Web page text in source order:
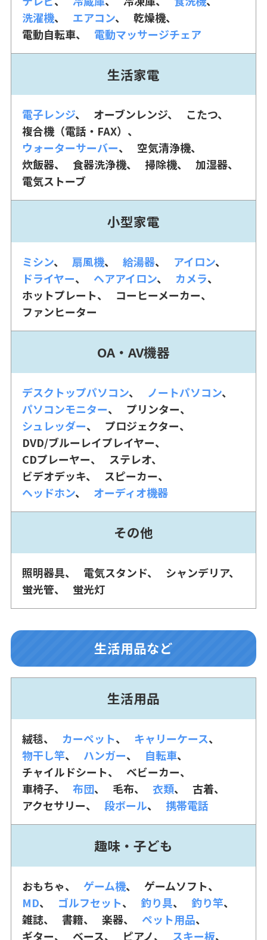
洗濯機
エアコン
乾燥機
電動自転車
電動マッサージチェア
生活家電
電子レンジ オーブンレンジ
こたつ
複合機（電話・FAX）
ウォーターサーバー
空気清浄機
炊飯器
食器洗浄機 掃除機
加湿器
電気ストーブ
小型家電
ミシン 扇風機 給湯器
アイロン
ドライヤー
ヘアアイロン
カメラ
ホットプレート
コーヒーメーカー
ファンヒーター
OA・AV機器
デスクトップパソコン
ノートパソコン
パソコンモニター
プリンター
シュレッダー
プロジェクター
DVD/ブルーレイプレイヤー
CDプレーヤー
ステレオ
ビデオデッキ
スピーカー
ヘッドホン
オーディオ機器
その他
照明器具 電気スタンド
シャンデリア
蛍光管
蛍光灯
生活用品など
生活用品
絨毯 カーペット
キャリーケース
物干し竿
ハンガー
自転車
チャイルドシート
ベビーカー
車椅子
布団 毛布 衣類
古着
アクセサリー
段ボール 携帯電話
趣味・子ども
おもちゃ ゲーム機
ゲームソフト
MD
ゴルフセット 釣り具
釣り竿
雑誌
書籍 楽器
ペット用品
ギター
ベース ピアノ スキー板